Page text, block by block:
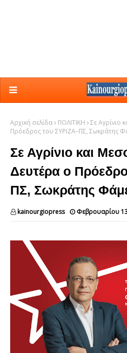
Αρχική σελίδα ΠΟΛΙΤΙΚΗ
Σε Αγρίνιο
Πρόεδρος του ΣΥΡΙΖΑ–ΠΣ, Σωκράτης
Σε Αγρίνιο και
Δευτέρα ο
ΠΣ, Σωκράτης
kainourgiopress Φεβρουαρίου